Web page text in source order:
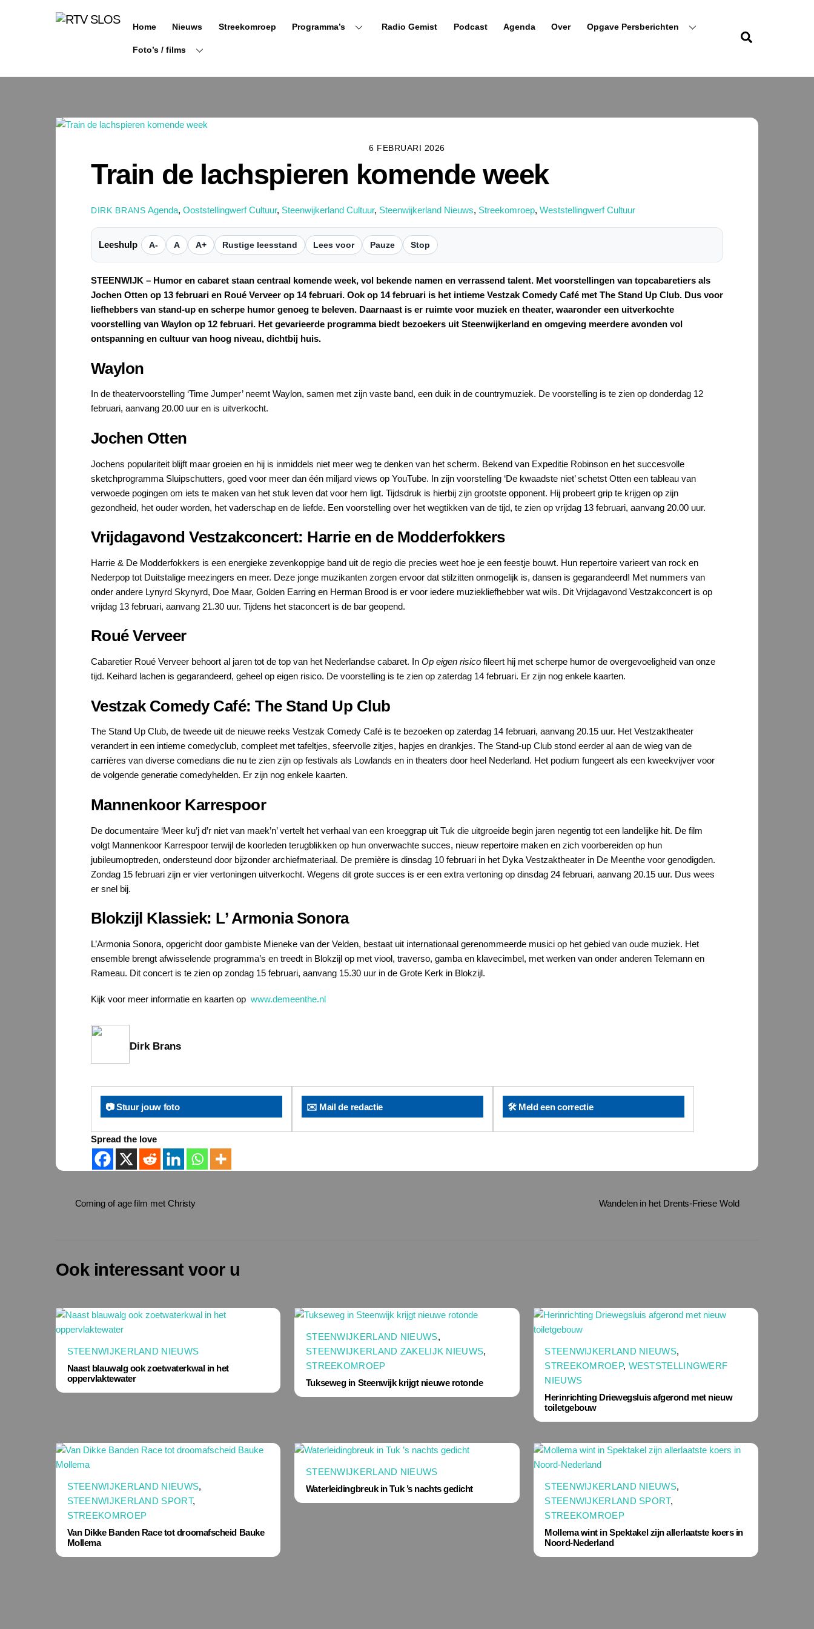
Home Nieuws Streekomroep Programma’s Radio Gemist Podcast Agenda Over Opgave Persberichten
Foto’s / films
6 FEBRUARI 2026
Train de lachspieren komende week
DIRK BRANS Agenda, Ooststellingwerf Cultuur, Steenwijkerland Cultuur, Steenwijkerland Nieuws, Streekomroep, Weststellingwerf Cultuur
Leeshulp A- A A+ Rustige leesstand Lees voor Pauze Stop
STEENWIJK – Humor en cabaret staan centraal komende week, vol bekende namen en verrassend talent. Met voorstellingen van topcabaretiers als
Jochen Otten op 13 februari en Roué Verveer op 14 februari. Ook op 14 februari is het intieme Vestzak Comedy Café met The Stand Up Club. Dus voor
liefhebbers van stand-up en scherpe humor genoeg te beleven. Daarnaast is er ruimte voor muziek en theater, waaronder een uitverkochte
voorstelling van Waylon op 12 februari. Het gevarieerde programma biedt bezoekers uit Steenwijkerland en omgeving meerdere avonden vol
ontspanning en cultuur van hoog niveau, dichtbij huis.
Waylon
In de theatervoorstelling ‘Time Jumper’ neemt Waylon, samen met zijn vaste band, een duik in de countrymuziek. De voorstelling is te zien op donderdag 12
februari, aanvang 20.00 uur en is uitverkocht.
Jochen Otten
Jochens populariteit blijft maar groeien en hij is inmiddels niet meer weg te denken van het scherm. Bekend van Expeditie Robinson en het succesvolle
sketchprogramma Sluipschutters, goed voor meer dan één miljard views op YouTube. In zijn voorstelling ‘De kwaadste niet’ schetst Otten een tableau van
verwoede pogingen om iets te maken van het stuk leven dat voor hem ligt. Tijdsdruk is hierbij zijn grootste opponent. Hij probeert grip te krijgen op zijn
gezondheid, het ouder worden, het vaderschap en de liefde. Een voorstelling over het wegtikken van de tijd, te zien op vrijdag 13 februari, aanvang 20.00 uur.
Vrijdagavond Vestzakconcert: Harrie en de Modderfokkers
Harrie & De Modderfokkers is een energieke zevenkoppige band uit de regio die precies weet hoe je een feestje bouwt. Hun repertoire varieert van rock en
Nederpop tot Duitstalige meezingers en meer. Deze jonge muzikanten zorgen ervoor dat stilzitten onmogelijk is, dansen is gegarandeerd! Met nummers van
onder andere Lynyrd Skynyrd, Doe Maar, Golden Earring en Herman Brood is er voor iedere muziekliefhebber wat wils. Dit Vrijdagavond Vestzakconcert is op
vrijdag 13 februari, aanvang 21.30 uur. Tijdens het staconcert is de bar geopend.
Roué Verveer
Cabaretier Roué Verveer behoort al jaren tot de top van het Nederlandse cabaret. In Op eigen risico fileert hij met scherpe humor de overgevoeligheid van onze
tijd. Keihard lachen is gegarandeerd, geheel op eigen risico. De voorstelling is te zien op zaterdag 14 februari. Er zijn nog enkele kaarten.
Vestzak Comedy Café: The Stand Up Club
The Stand Up Club, de tweede uit de nieuwe reeks Vestzak Comedy Café is te bezoeken op zaterdag 14 februari, aanvang 20.15 uur. Het Vestzaktheater
verandert in een intieme comedyclub, compleet met tafeltjes, sfeervolle zitjes, hapjes en drankjes. The Stand-up Club stond eerder al aan de wieg van de
carrières van diverse comedians die nu te zien zijn op festivals als Lowlands en in theaters door heel Nederland. Het podium fungeert als een kweekvijver voor
de volgende generatie comedyhelden. Er zijn nog enkele kaarten.
Mannenkoor Karrespoor
De documentaire ‘Meer ku’j d’r niet van maek’n’ vertelt het verhaal van een kroeggrap uit Tuk die uitgroeide begin jaren negentig tot een landelijke hit. De film
volgt Mannenkoor Karrespoor terwijl de koorleden terugblikken op hun onverwachte succes, nieuw repertoire maken en zich voorbereiden op hun
jubileumoptreden, ondersteund door bijzonder archiefmateriaal. De première is dinsdag 10 februari in het Dyka Vestzaktheater in De Meenthe voor genodigden.
Zondag 15 februari zijn er vier vertoningen uitverkocht. Wegens dit grote succes is er een extra vertoning op dinsdag 24 februari, aanvang 20.15 uur. Dus wees
er snel bij.
Blokzijl Klassiek: L’ Armonia Sonora
L’Armonia Sonora, opgericht door gambiste Mieneke van der Velden, bestaat uit internationaal gerenommeerde musici op het gebied van oude muziek. Het
ensemble brengt afwisselende programma’s en treedt in Blokzijl op met viool, traverso, gamba en klavecimbel, met werken van onder anderen Telemann en
Rameau. Dit concert is te zien op zondag 15 februari, aanvang 15.30 uur in de Grote Kerk in Blokzijl.
Kijk voor meer informatie en kaarten op www.demeenthe.nl
Dirk Brans
📷 Stuur jouw foto ✉️ Mail de redactie 🛠️ Meld een correctie
Spread the love
Coming of age film met Christy Wandelen in het Drents-Friese Wold
Ook interessant voor u
STEENWIJKERLAND NIEUWS
Naast blauwalg ook zoetwaterkwal in het
oppervlaktewater
STEENWIJKERLAND NIEUWS,
STEENWIJKERLAND ZAKELIJK NIEUWS,
STREEKOMROEP
Tukseweg in Steenwijk krijgt nieuwe rotonde
STEENWIJKERLAND NIEUWS,
STREEKOMROEP, WESTSTELLINGWERF
NIEUWS
Herinrichting Driewegsluis afgerond met nieuw
toiletgebouw
STEENWIJKERLAND NIEUWS,
STEENWIJKERLAND SPORT,
STREEKOMROEP
Van Dikke Banden Race tot droomafscheid Bauke
Mollema
STEENWIJKERLAND NIEUWS
Waterleidingbreuk in Tuk ’s nachts gedicht
STEENWIJKERLAND NIEUWS,
STEENWIJKERLAND SPORT,
STREEKOMROEP
Mollema wint in Spektakel zijn allerlaatste koers in
Noord-Nederland